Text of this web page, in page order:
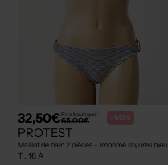
32,50€Prix boutique :
65,00€ -50%
PROTEST
Maillot de bain 2 pièces - Imprimé rayures bleu
T : 16 A